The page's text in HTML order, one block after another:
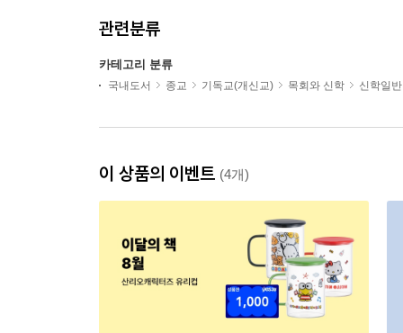
관련분류
카테고리 분류
국내도서 종교 기독교(개신교) 목회와 신학 신학일반
이 상품의 이벤트 (4개)